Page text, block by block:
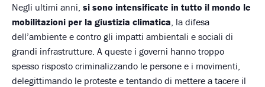
Negli ultimi anni, si sono intensificate in tutto il mondo le
mobilitazioni per la giustizia climatica , la difesa
dell’ambiente e contro gli impatti ambientali e sociali di
grandi infrastrutture. A queste i governi hanno troppo
spesso risposto criminalizzando le persone e i movimenti,
delegittimando le proteste e tentando di mettere a tacere il